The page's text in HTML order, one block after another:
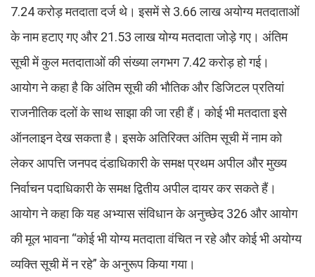
7.24 करोड़ मतदाता दर्ज थे। इसमें से 3.66 लाख अयोग्य मतदाताओं
के नाम हटाए गए और 21.53 लाख योग्य मतदाता जोड़े गए। अंतिम
सूची में कुल मतदाताओं की संख्या लगभग 7.42 करोड़ हो गई।
आयोग ने कहा है कि अंतिम सूची की भौतिक और डिजिटल प्रतियां
राजनीतिक दलों के साथ साझा की जा रही हैं। कोई भी मतदाता इसे
ऑनलाइन देख सकता है। इसके अतिरिक्त अंतिम सूची में नाम को
लेकर आपत्ति जनपद दंडाधिकारी के समक्ष प्रथम अपील और मुख्य
निर्वाचन पदाधिकारी के समक्ष द्वितीय अपील दायर कर सकते हैं।
आयोग ने कहा कि यह अभ्यास संविधान के अनुच्छेद 326 और आयोग
की मूल भावना “कोई भी योग्य मतदाता वंचित न रहे और कोई भी अयोग्य
व्यक्ति सूची में न रहे” के अनुरूप किया गया।